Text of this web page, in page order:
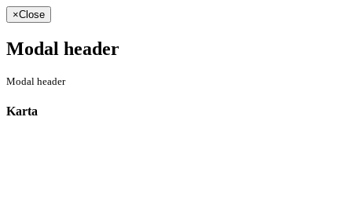
×Close
Modal header
Modal header
Karta